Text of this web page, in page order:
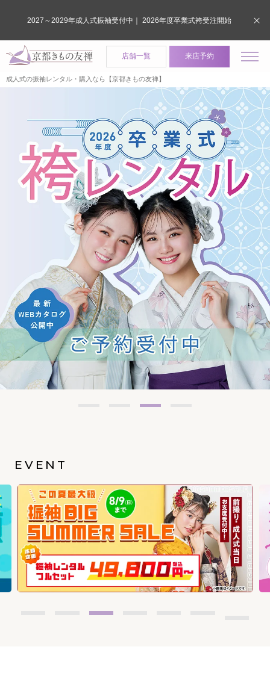
店舗一覧 来店予約
成人式の振袖レンタル・購入なら【京都きもの友禅】
EVENT
2027～2029年成人式振袖受付中｜ 2026年度卒業式袴受注開始